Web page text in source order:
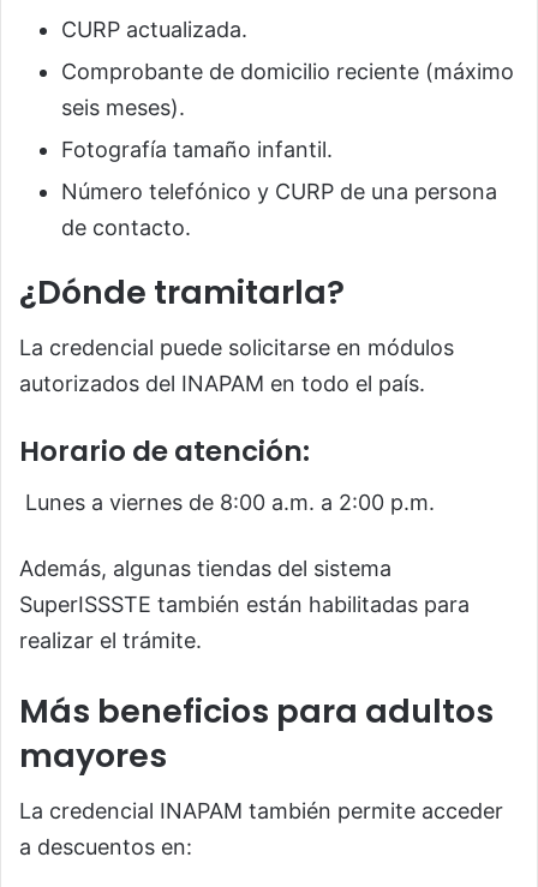
CURP actualizada.
Comprobante de domicilio reciente (máximo
seis meses).
Fotografía tamaño infantil.
Número telefónico y CURP de una persona
de contacto.
¿Dónde tramitarla?
La credencial puede solicitarse en módulos
autorizados del INAPAM en todo el país.
Horario de atención:
Lunes a viernes de 8:00 a.m. a 2:00 p.m.
Además, algunas tiendas del sistema
SuperISSSTE también están habilitadas para
realizar el trámite.
Más beneficios para adultos
mayores
La credencial INAPAM también permite acceder
a descuentos en: